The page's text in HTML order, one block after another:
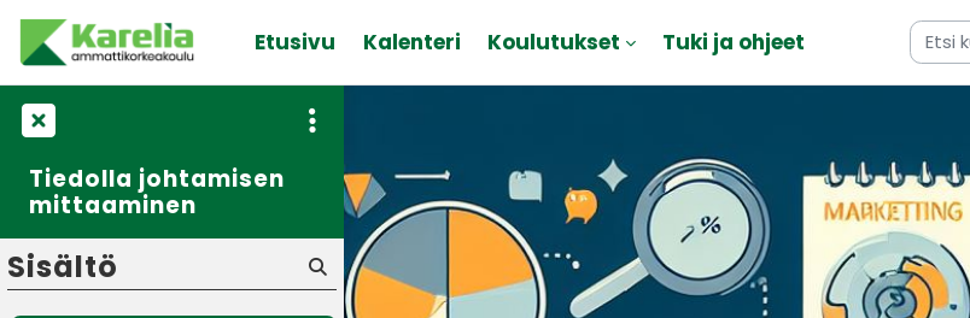
Etusivu Kalenteri Koulutukset Tuki ja ohjeet
Tiedolla johtamisen
mittaaminen
Sisältö